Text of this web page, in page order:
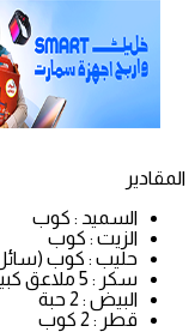
المقادير
السميد : كوب
الزيت : كوب
حليب : كوب
سكر : 5 ملاعق كبيرة
البيض : 2 حبة
قطر : 2 كوب